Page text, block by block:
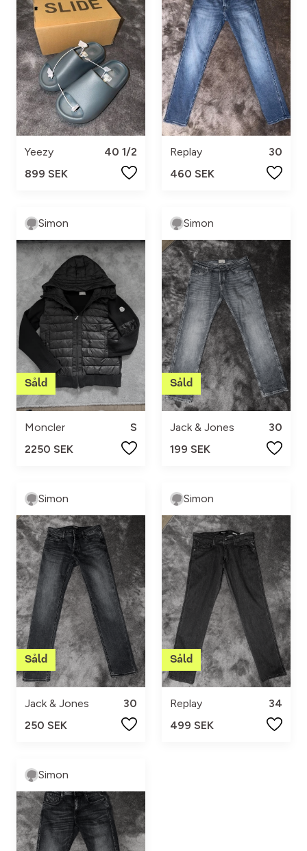
Yeezy
40 1/2
899 SEK
Replay
30
460 SEK
Simon
Moncler
S
2250 SEK
Simon
Jack & Jones
30
199 SEK
Simon
Jack & Jones
30
250 SEK
Simon
Replay
34
499 SEK
Simon